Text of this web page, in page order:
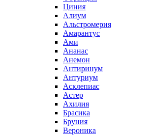
Циния
Алиум
Альстромерия
Амарантус
Ами
Ананас
Анемон
Антиринум
Антуриум
Асклепиас
Астер
Ахилия
Брасика
Бруния
Вероника